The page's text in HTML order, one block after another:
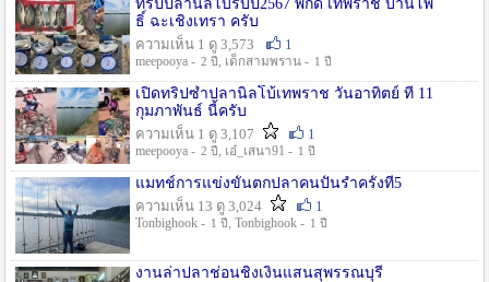
ทริปปลานิลโบ้รับปี2567 พิกัด เทพราช บ้านโพ
ธิ์ ฉะเชิงเทรา ครับ
ความเห็น 1 ดู 3,573
1
meepooya - 2 ปี , เด็กสามพราน - 1 ปี
เปิดทริปซ้ำปลานิลโบ้เทพราช วันอาทิตย์ ที่ 11
กุมภาพันธ์ นี้ครับ
ความเห็น 1 ดู 3,107
1
meepooya - 2 ปี , เอ๋_เสนา91 - 1 ปี
แมทช์การแข่งขั้นตกปลาคนปั้นรำครั้งที่5
ความเห็น 13 ดู 3,024
1
Tonbighook - 1 ปี , Tonbighook - 1 ปี
งานล่าปลาช่อนชิงเงินแสนสุพรรณบุรี